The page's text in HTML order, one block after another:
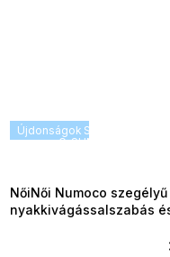
Újdonságok SUMMER SALE -
NőiNői Numoco
nyakkivágássalszabás